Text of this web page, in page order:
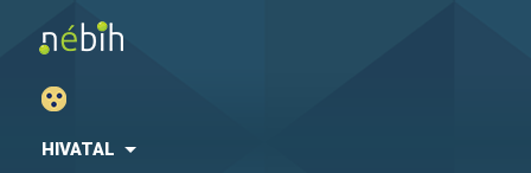
HIVATAL